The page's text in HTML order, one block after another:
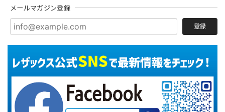
メールマガジン登録
登録